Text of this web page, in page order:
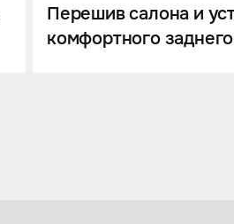
Перешив салона и
комфортного